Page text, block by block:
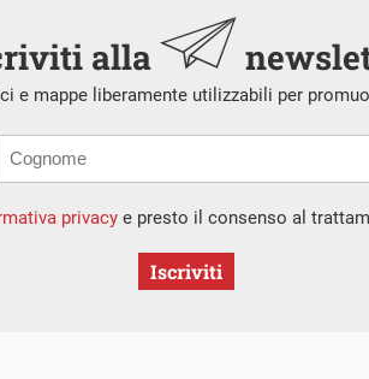
alla
e mappe liberamente utilizzabili per
privacye presto il consenso al
Iscriviti